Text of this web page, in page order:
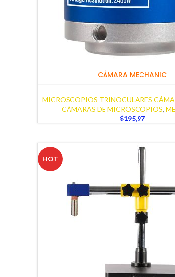
CÁMARA MECHANIC
MICROSCOPIOS TRINOCULARES
CÁMARAS DE MICROSCOPIOS,
$195,97
HOT